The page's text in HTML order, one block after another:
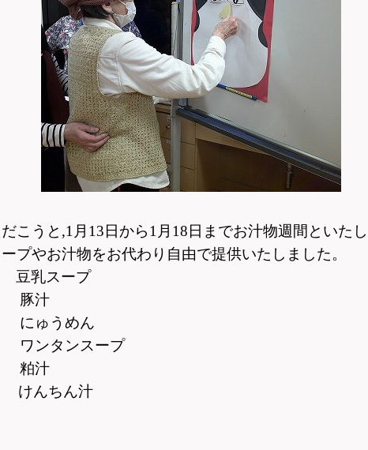
こうと,1月13日から1月18日までお汁物週間といた
プやお汁物をお代わり自由で提供いたしました。
スープ
豚汁
にゅうめん
ワンタンスープ
粕汁
ちん汁